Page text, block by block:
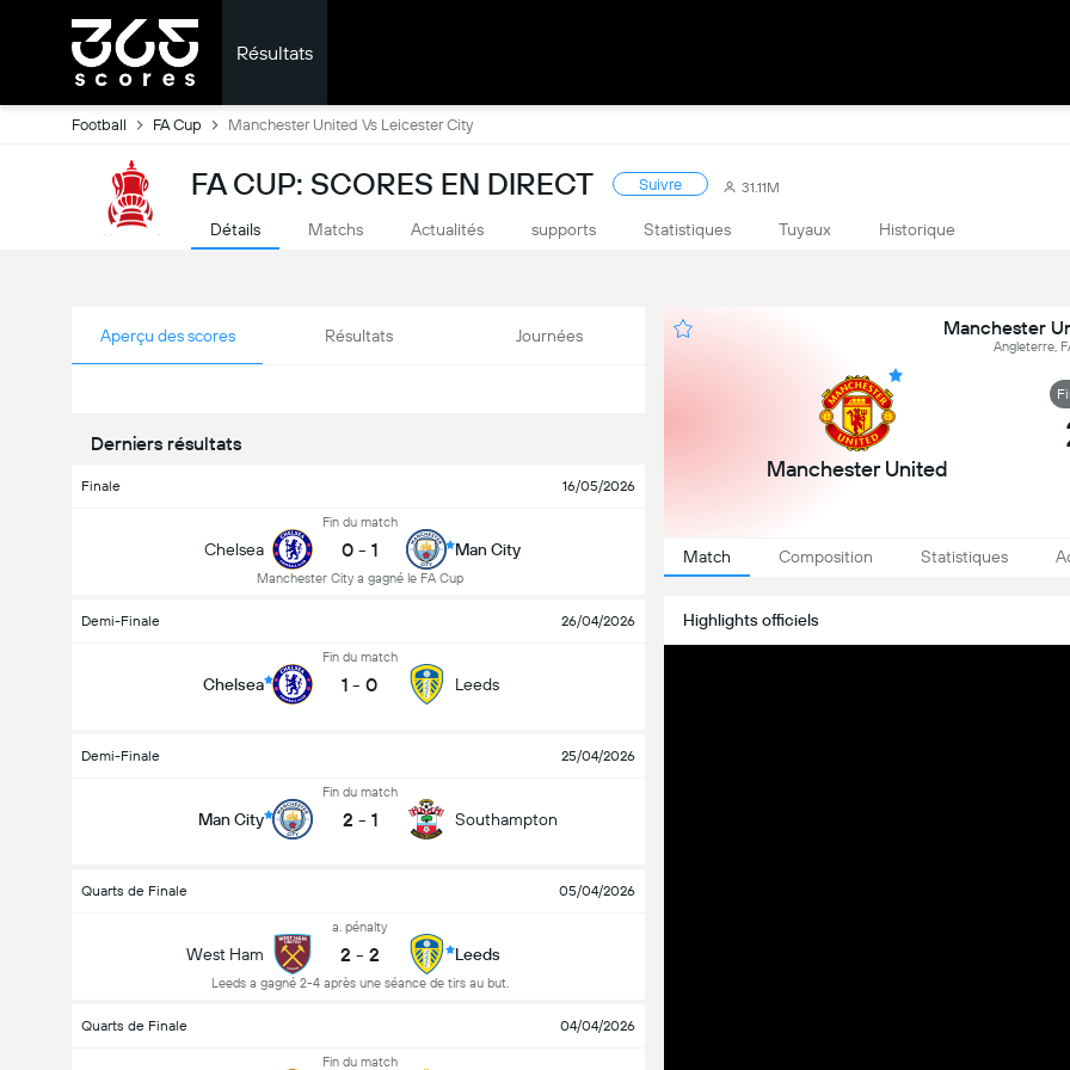
Résultats
Football FA Cup Manchester United Vs Leicester City
FA CUP: SCORES EN DIRECT Suivre 31.11M
Détails Matchs Actualités supports Statistiques Tuyaux Historique
Aperçu des scores Résultats Journées
Derniers résultats
Finale 16/05/2026
Chelsea
Fin du match
0 - 1
Manchester City a gagné le FA Cup
Man City
Demi-Finale 26/04/2026
Chelsea
Fin du match
1 - 0 Leeds
Demi-Finale 25/04/2026
Man City
Fin du match
2 - 1 Southampton
Quarts de Finale 05/04/2026
West Ham
a. pénalty
2 - 2
Leeds a gagné 2-4 après une séance de tirs au but.
Leeds
Quarts de Finale 04/04/2026
Fin du match
Manchester
Angleterre,
Manchester United
Match Composition Statistiques
Highlights officiels